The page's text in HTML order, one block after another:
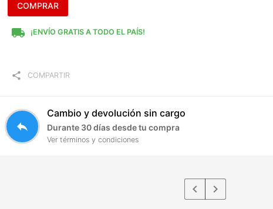
COMPRAR
local_shipping ¡ENVÍO GRATIS A TODO EL PAÍS!
share COMPARTIR
reply
Cambio y devolución sin cargo
Durante 30 días desde tu compra
Ver términos y condiciones
keyboard_arrow_left keyboard_arrow_right